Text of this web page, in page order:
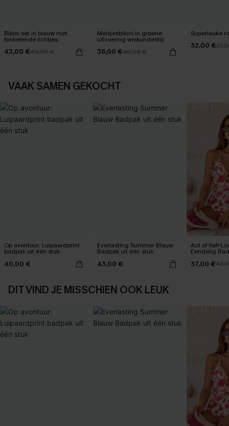
Bikini set in blauw met
fonkelende lichtjes
43,00 €49,00 €
Meisjesbikini in groene
uitvoering wiskundestijl
36,00 €40,00 €
Superleuke
32,00 €
VAAK SAMEN GEKOCHT
Op avontuur: Luipaardprint
badpak uit één stuk
40,00 €
Everlasting Summer Blauw
Badpak uit één stuk
43,00 €
Act of Self-
Eendelig
37,00 €
DIT VIND JE MISSCHIEN OOK LEUK